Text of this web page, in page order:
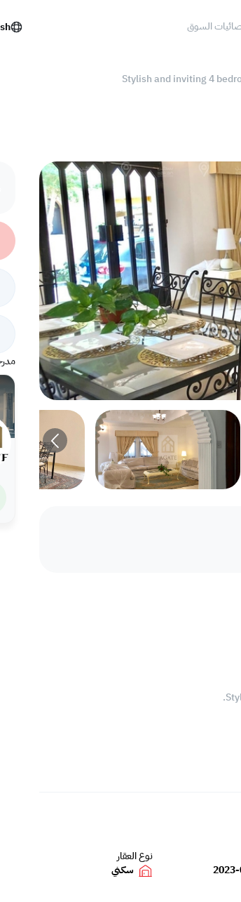
السوق
Stylish and inviting 4
نوع العقار
سكني